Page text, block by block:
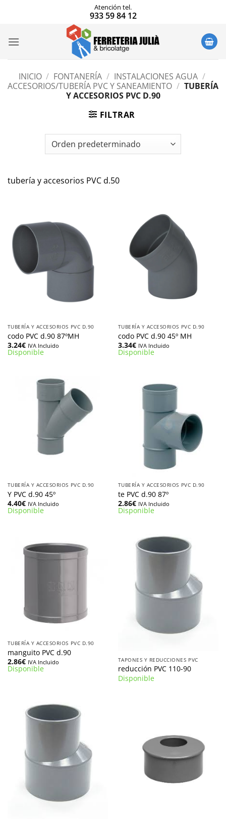
Atención tel.
933 59 84 12
INICIO / FONTANERÍA / INSTALACIONES AGUA /
ACCESORIOS/TUBERÍA PVC Y SANEAMIENTO / TUBERÍA
Y ACCESORIOS PVC D.90
FILTRAR
tubería y accesorios PVC d.50
TUBERÍA Y ACCESORIOS PVC D.90
codo PVC d.90 87ºMH
3.24€ IVA Incluido
Disponible
TUBERÍA Y ACCESORIOS PVC D.90
codo PVC d.90 45º MH
3.34€ IVA Incluido
Disponible
TUBERÍA Y ACCESORIOS PVC D.90
Y PVC d.90 45º
4.40€ IVA Incluido
Disponible
TUBERÍA Y ACCESORIOS PVC D.90
te PVC d.90 87º
2.86€ IVA Incluido
Disponible
TUBERÍA Y ACCESORIOS PVC D.90
manguito PVC d.90
2.86€ IVA Incluido
Disponible
TAPONES Y REDUCCIONES PVC
reducción PVC 110-90
Disponible